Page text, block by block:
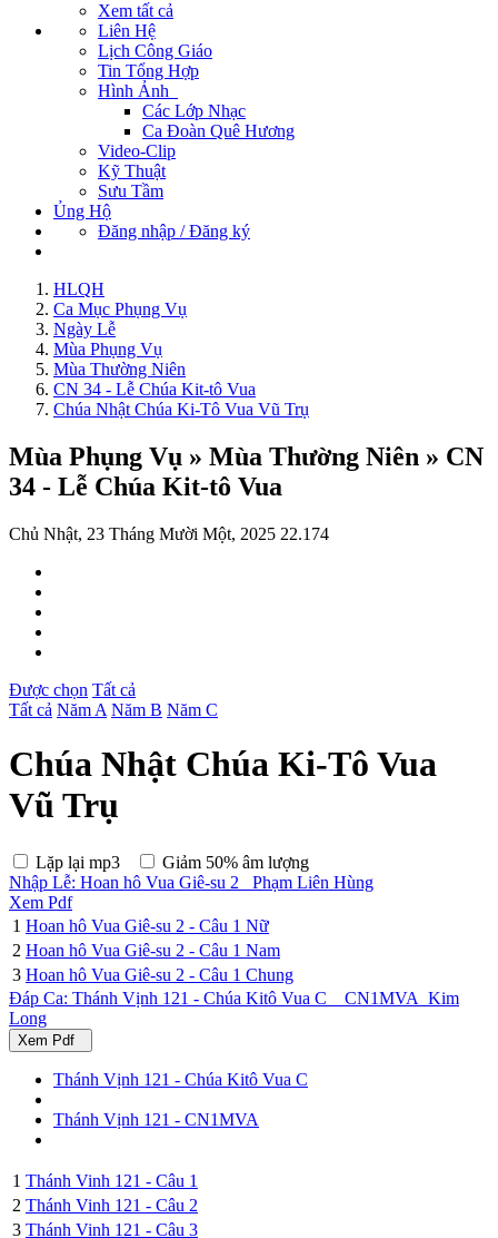
Xem tất cả
Liên Hệ
Lịch Công Giáo
Tin Tổng Hợp
Hình Ảnh
Các Lớp Nhạc
Ca Đoàn Quê Hương
Video-Clip
Kỹ Thuật
Sưu Tầm
Ủng Hộ
Đăng nhập / Đăng ký
HLQH
Ca Mục Phụng Vụ
Ngày Lễ
Mùa Phụng Vụ
Mùa Thường Niên
CN 34 - Lễ Chúa Kit-tô Vua
Chúa Nhật Chúa Ki-Tô Vua Vũ Trụ
Mùa Phụng Vụ » Mùa Thường Niên » CN
34 - Lễ Chúa Kit-tô Vua
Chủ Nhật, 23 Tháng Mười Một, 2025 22.174
Được chọn Tất cả
Tất cả Năm A Năm B Năm C
Chúa Nhật Chúa Ki-Tô Vua
Vũ Trụ
Lặp lại mp3
Giảm 50% âm lượng
Nhập Lễ: Hoan hô Vua Giê-su 2 _Phạm Liên Hùng
Xem Pdf
1 Hoan hô Vua Giê-su 2 - Câu 1 Nữ
2 Hoan hô Vua Giê-su 2 - Câu 1 Nam
3 Hoan hô Vua Giê-su 2 - Câu 1 Chung
Đáp Ca: Thánh Vịnh 121 - Chúa Kitô Vua C _ CN1MVA_Kim
Long
Xem Pdf
Thánh Vịnh 121 - Chúa Kitô Vua C
Thánh Vịnh 121 - CN1MVA
1 Thánh Vinh 121 - Câu 1
2 Thánh Vinh 121 - Câu 2
3 Thánh Vinh 121 - Câu 3